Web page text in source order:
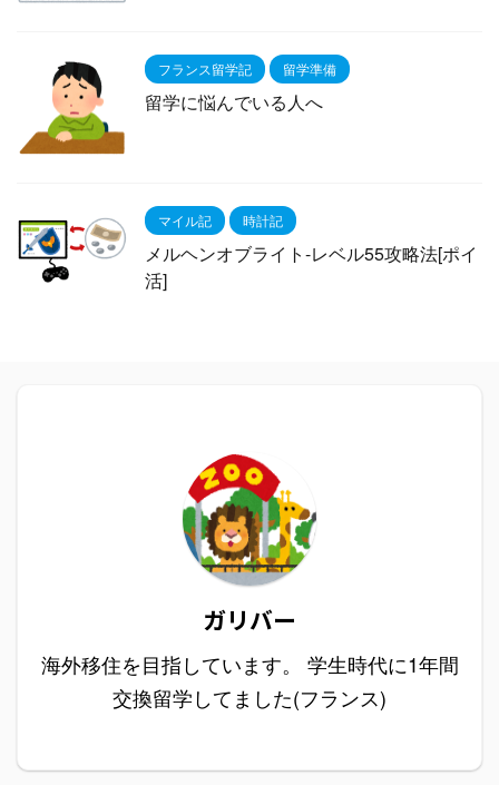
フランス留学記 留学準備
留学に悩んでいる人へ
マイル記 時計記
メルヘンオブライト-レベル55攻略法[ポイ
活]
ガリバー
海外移住を目指しています。 学生時代に1年間
交換留学してました(フランス)